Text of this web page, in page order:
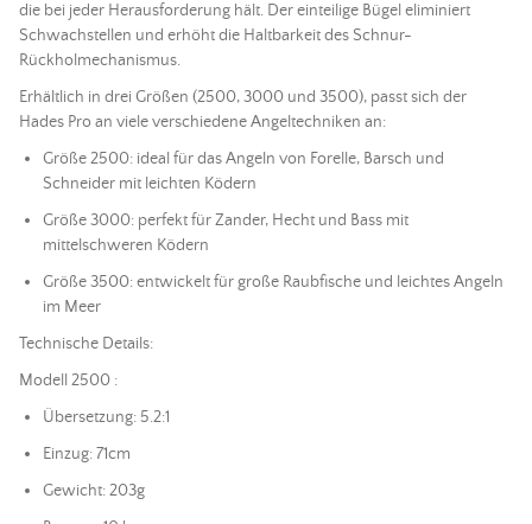
die bei jeder Herausforderung hält. Der einteilige Bügel eliminiert
Schwachstellen und erhöht die Haltbarkeit des Schnur-
Rückholmechanismus.
Erhältlich in drei Größen (2500, 3000 und 3500), passt sich der
Hades Pro an viele verschiedeneAngeltechniken an:
Größe 2500: ideal für dasAngeln von Forelle, Barsch und
Schneider mit leichten Ködern
Größe 3000: perfekt für Zander, Hecht und Bass mit
mittelschweren Ködern
Größe 3500: entwickelt für große Raubfische und leichtesAngeln
im Meer
Technische Details:
Modell 2500 :
Übersetzung: 5.2:1
Einzug: 71cm
Gewicht: 203g